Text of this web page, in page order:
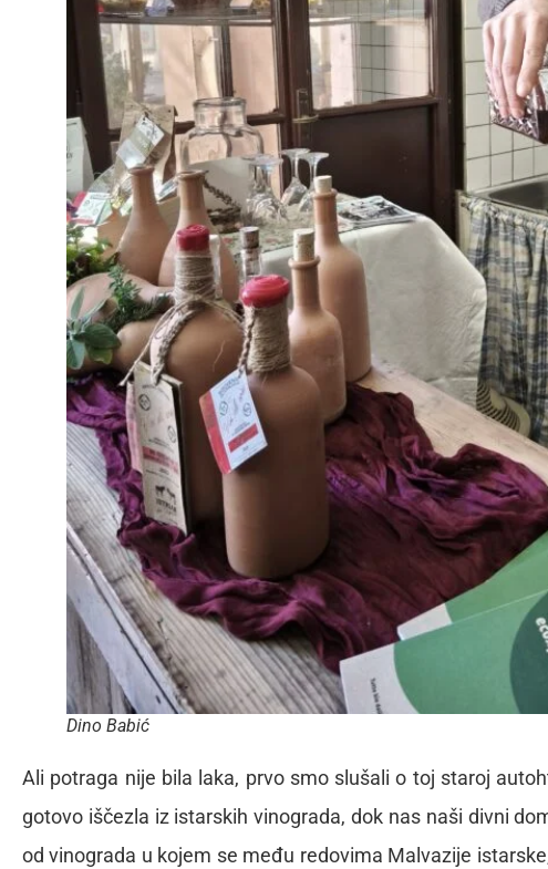
Dino Babić
Ali potraga nije bila laka, prvo smo slušali o toj staroj
gotovo iščezla iz istarskih vinograda, dok nas naši divni
od vinograda u kojem se među redovima Malvazije